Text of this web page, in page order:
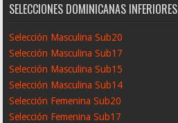
SELECCIONES DOMINICANAS INFERIORES
Selección Masculina Sub20
Selección Masculina Sub17
Selección Masculina Sub15
Selección Masculina Sub14
Selección Femenina Sub20
Selección Femenina Sub17